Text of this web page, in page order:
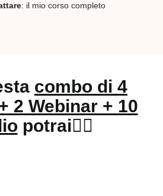
: il mio corso completo
combo di 4
2 Webinar + 10
potrai👇🏻